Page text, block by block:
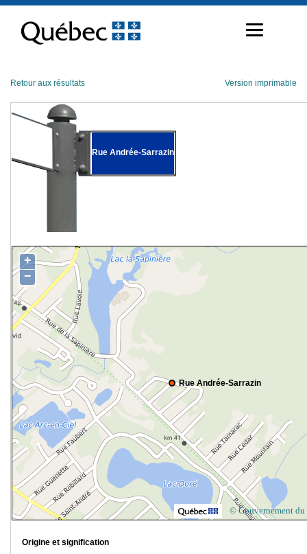
contenu
Retour aux résultats Version imprimable
Rue Andrée-Sarrazin
Rue Andrée-Sarrazin
+
−
© Gouvernement du
Origine et signification